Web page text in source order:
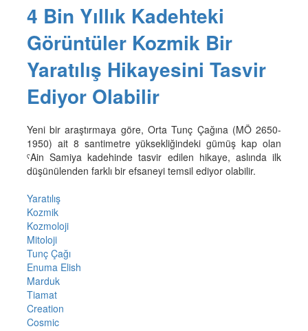
4 Bin Yıllık Kadehteki
Görüntüler Kozmik Bir
Yaratılış Hikayesini Tasvir
Ediyor Olabilir
Yeni bir araştırmaya göre, Orta Tunç Çağına (MÖ 2650-
1950) ait 8 santimetre yüksekliğindeki gümüş kap olan
ˁAin Samiya kadehinde tasvir edilen hikaye, aslında ilk
düşünülenden farklı bir efsaneyi temsil ediyor olabilir.
Yaratılış
Kozmik
Kozmoloji
Mitoloji
Tunç Çağı
Enuma Elish
Marduk
Tiamat
Creation
Cosmic